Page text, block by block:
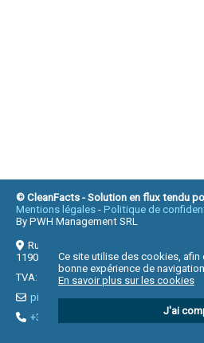
© CleanFacts - Solution en flux tendu
Mentions légales
Politique de
By PWH Management SRL
Rue Jean-Baptiste Baeck 34
1190 Bruxelles (Forest)
TVA: BE0467.056.582
pierre@wampach.be
+32 470 97 55 60
Ce site utilise des cookies, afin
bonne expérience de
En savoir plus sur les cookies
J'ai